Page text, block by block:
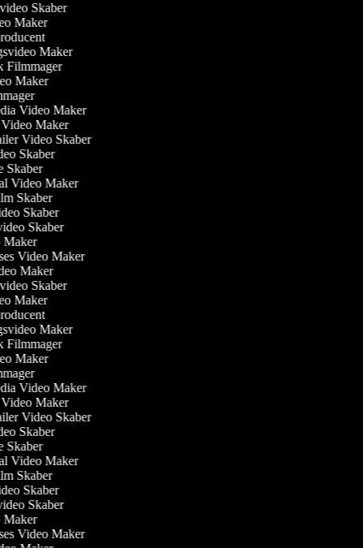
Skaber
Maker
Maker
Filmmager
Maker
Video Maker
Video Maker
Video Skaber
Skaber
Skaber
Video Maker
Skaber
Skaber
Skaber
Maker
Video Maker
Maker
Skaber
Maker
Maker
Filmmager
Maker
Video Maker
Video Maker
Video Skaber
Skaber
Skaber
Video Maker
Skaber
Skaber
Skaber
Maker
Video Maker